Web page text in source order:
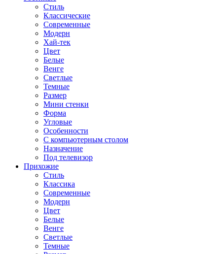
Стиль
Классические
Современные
Модерн
Хай-тек
Цвет
Белые
Венге
Светлые
Темные
Размер
Мини стенки
Форма
Угловые
Особенности
С компьютерным столом
Назначение
Под телевизор
Прихожие
Стиль
Классика
Современные
Модерн
Цвет
Белые
Венге
Светлые
Темные